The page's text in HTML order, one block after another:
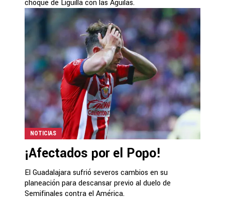
choque de Liguilla con las Águilas.
NOTICIAS
¡Afectados por el Popo!
El Guadalajara sufrió severos cambios en su
planeación para descansar previo al duelo de
Semifinales contra el América.